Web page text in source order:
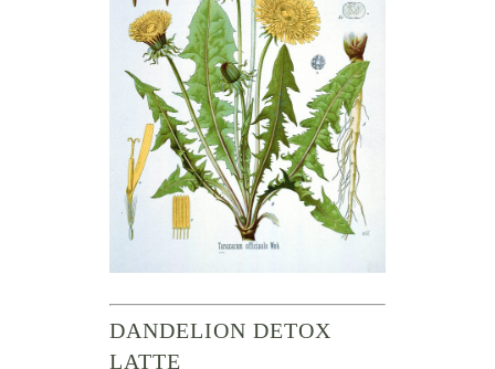
DANDELION DETOX
LATTE